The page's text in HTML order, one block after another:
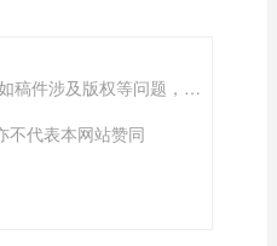
“沈阳软件公司”的新闻页面文章、图片、音频、视频等稿件均为自媒体人、第三方机构发布或转载。如稿件涉及版权等问题，请与
不代表本网站赞同